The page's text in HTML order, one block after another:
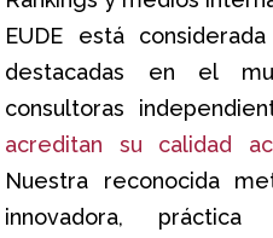
EUDE está
destacadas en el
consultoras
acreditan su calidad
Nuestra reconocida
innovadora,